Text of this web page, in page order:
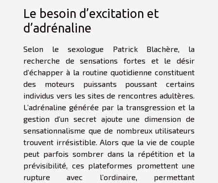
Le besoin d’excitation et
d’adrénaline
Selon le sexologue Patrick Blachère, la
recherche de sensations fortes et le désir
d’échapper à la routine quotidienne constituent
des moteurs puissants poussant certains
individus vers les sites de rencontres adultères.
L’adrénaline générée par la transgression et la
gestion d’un secret ajoute une dimension de
sensationnalisme que de nombreux utilisateurs
trouvent irrésistible. Alors que la vie de couple
peut parfois sombrer dans la répétition et la
prévisibilité, ces plateformes promettent une
rupture avec l’ordinaire, permettant